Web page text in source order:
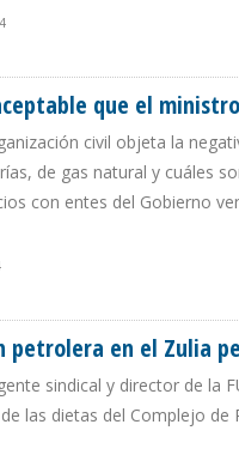
que el
civil objeta la
de gas natural y cuáles
con entes del Gobierno
petrolera en el Zulia
sindical y director de la
las dietas del Complejo de